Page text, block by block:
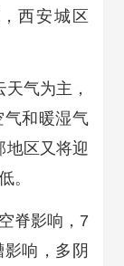
西安城区
气为主，
气和暖湿气
地区又将迎
。
脊影响，7
响，多阴